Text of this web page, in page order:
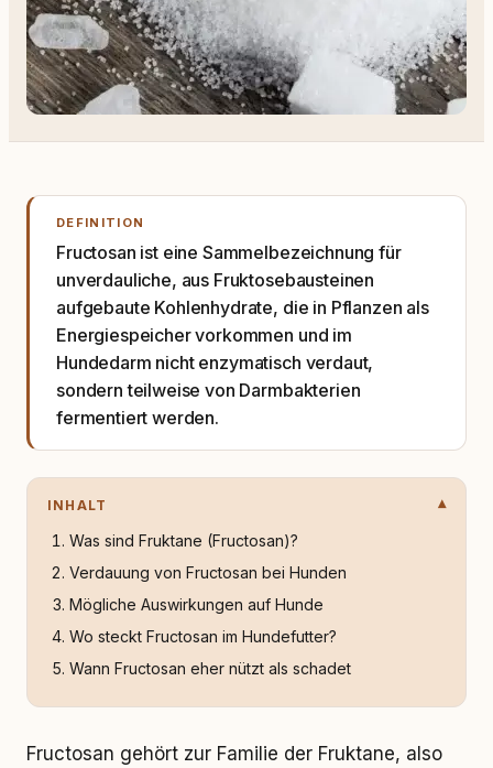
DEFINITION
Fructosan ist eine Sammelbezeichnung für
unverdauliche, aus Fruktosebausteinen
aufgebaute Kohlenhydrate, die in Pflanzen als
Energiespeicher vorkommen und im
Hundedarm nicht enzymatisch verdaut,
sondern teilweise von Darmbakterien
fermentiert werden.
INHALT
Was sind Fruktane (Fructosan)?
Verdauung von Fructosan bei Hunden
Mögliche Auswirkungen auf Hunde
Wo steckt Fructosan im Hundefutter?
Wann Fructosan eher nützt als schadet
Fructosan gehört zur Familie der Fruktane, also